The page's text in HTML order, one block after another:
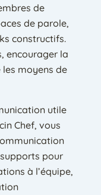
de
de parole,
constructifs.
encourager la
les moyens de
utile
Chef, vous
pour
à l’équipe,